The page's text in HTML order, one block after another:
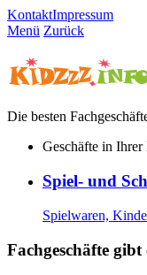
KontaktImpressum
Menü Zurück
Die besten
Geschäfte in Ihrer
Spiel- und
Spielwaren,
Fachgeschäfte